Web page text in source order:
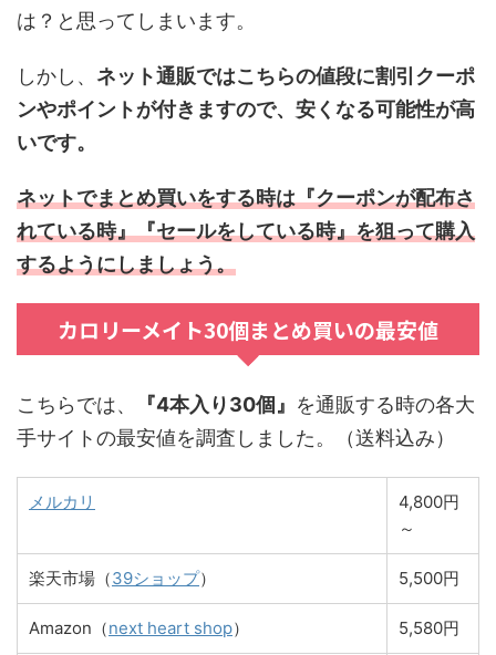
は？と思ってしまいます。
しかし、 ネット通販ではこちらの値段に割引クーポ
ンやポイントが付きますので、安くなる可能性が高
いです。
ネットでまとめ買いをする時は『クーポンが配布さ
れている時』『セールをしている時』を狙って購入
するようにしましょう。
カロリーメイト30個まとめ買いの最安値
こちらでは、 『4本入り30個』 を通販する時の各大
手サイトの最安値を調査しました。（送料込み）
メルカリ
4,800円
～
楽天市場（39ショップ） 5,500円
Amazon（next heart shop） 5,580円